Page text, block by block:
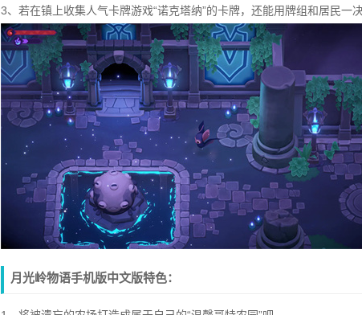
3、若在镇上收集人气卡牌游戏“诺克塔纳”的卡牌，还能用牌组和居民一决
月光岭物语手机版中文版特色：